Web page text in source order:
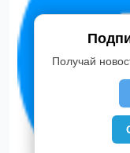
Получай